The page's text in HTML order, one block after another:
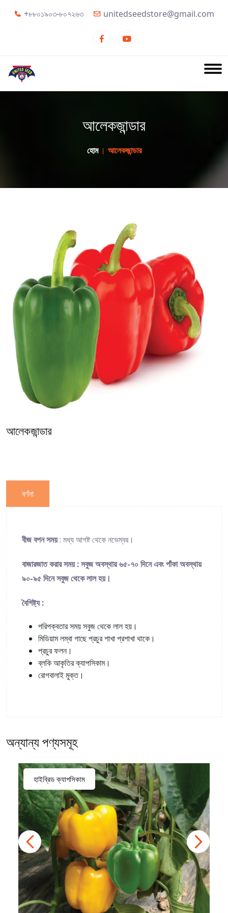
+৮৮০১৯০৩-৮০৭২৬৩ unitedseedstore@gmail.com
আলেকজান্ডার
হোম আলেকজান্ডার
আলেকজান্ডার
বর্ণনা
বীজ বপন সময়: মধ্য আগষ্ট থেকে নভেম্বর।
বাজারজাত করার সময় : সবুজ অবস্থায় ৬৫-৭০ দিনে এবং পাঁকা অবস্থায়
৯০-৯৫ দিনে সবুজ থেকে লাল হয়।
বৈশিষ্ট্য :
পরিপক্বতার সময় সবুজ থেকে লাল হয়।
মিডিয়াম লম্বা গাছে প্রচুর শাখা প্রশাখা থাকে।
প্রচুর ফলন।
ব্লকি আকৃতির ক্যাপসিকাম।
রোগবালাই মুক্ত।
অন্যান্য পণ্যসমূহ
হাইব্রিড ক্যাপসিকাম